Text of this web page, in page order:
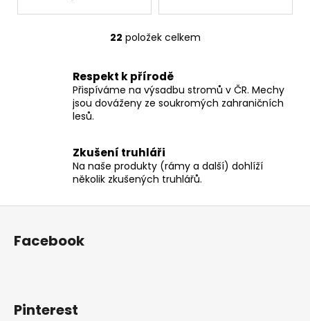
O
l
á
d
í
p
r
k
22 položek celkem
Respekt k přírodě
Přispíváme na výsadbu stromů v ČR. Mechy
jsou dováženy ze soukromých zahraničních
lesů.
Zkušení truhláři
Na naše produkty (rámy a další) dohlíží
několik zkušených truhlářů.
Facebook
Pinterest